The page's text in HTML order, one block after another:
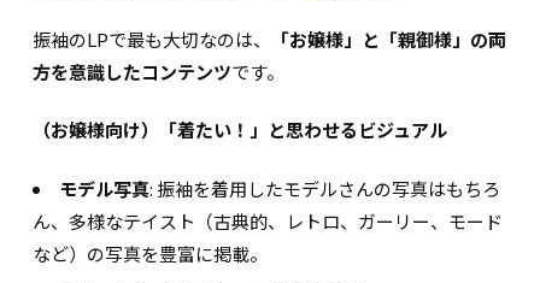
振袖のLPで最も大切なのは、
「お嬢様」と「親御様」の両
方を意識したコンテンツです。
（お嬢様向け）「着たい！」と思わせるビジュアル
モデル写真: 振袖を着用したモデルさんの写真はもちろ
ん、多様なテイスト（古典的、レトロ、ガーリー、モード
など）の写真を豊富に掲載。